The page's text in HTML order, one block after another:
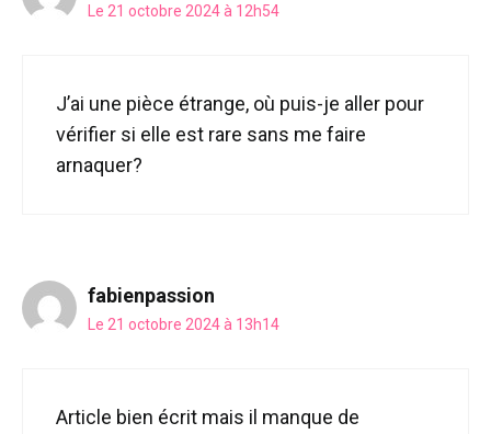
Le 21 octobre 2024 à 12h54
J’ai une pièce étrange, où puis-je aller pour
vérifier si elle est rare sans me faire
arnaquer?
fabienpassion
Le 21 octobre 2024 à 13h14
Article bien écrit mais il manque de